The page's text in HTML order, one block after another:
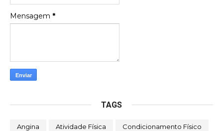
Mensagem *
TAGS
Angina Atividade Física Condicionamento Físico